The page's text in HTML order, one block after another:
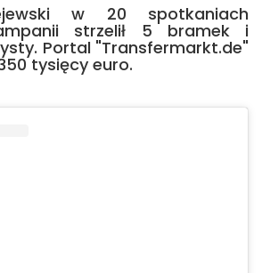
w 20 spotkaniach
strzelił 5 bramek i
Portal "Transfermarkt.de"
tysięcy euro.